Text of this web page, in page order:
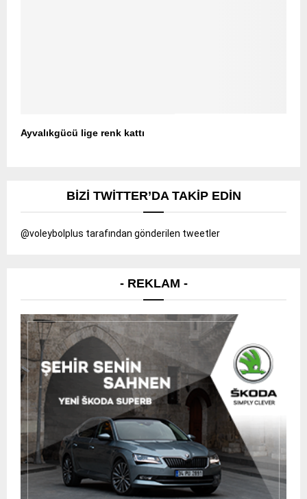
Ayvalıkgücü lige renk kattı
BIZI TWITTER’DA TAKIP EDIN
@voleybolplus tarafından gönderilen tweetler
- REKLAM -